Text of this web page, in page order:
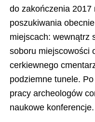
do zakończenia 2017
poszukiwania
miejscach: wewnątrz
soboru miejscowości
cerkiewnego
podziemne tunele.
pracy archeologów
naukowe konferencje.